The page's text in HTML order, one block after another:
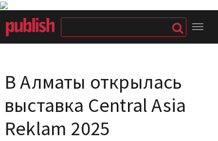
В Алматы открылась
выставка Central Asia
Reklam 2025